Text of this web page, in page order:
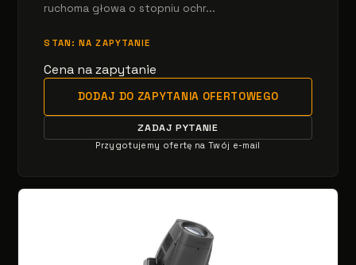
ruchoma głowa o stopniu ochr...
STAN: NA ZAPYTANIE
Cena na zapytanie
DODAJ DO ZAPYTANIA OFERTOWEGO
ZADAJ PYTANIE
Przygotujemy ofertę na Twój e-mail